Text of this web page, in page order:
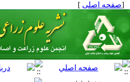
[صفحه اصلی ]